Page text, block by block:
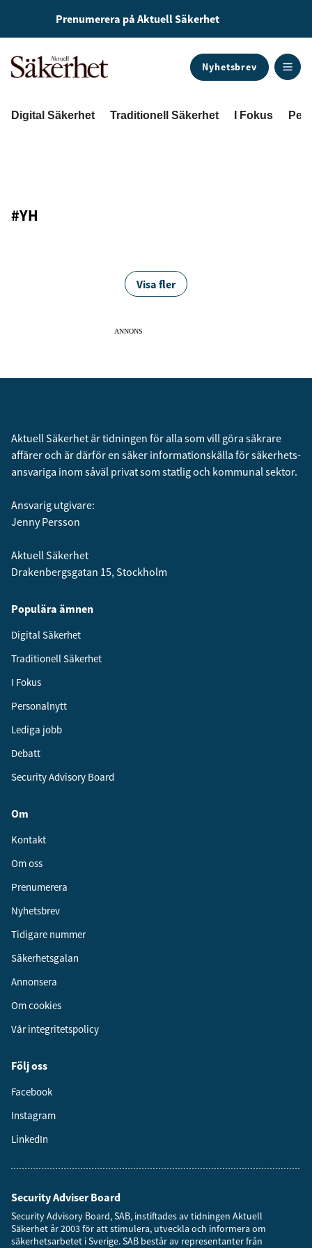
Prenumerera på Aktuell Säkerhet
Nyhetsbrev
Digital Säkerhet Traditionell Säkerhet I Fokus
#YH
Visa fler
ANNONS
Aktuell Säkerhet är tidningen för alla som vill göra säkrare
affärer och är därför en säker informationskälla för säkerhets­
ansvariga inom såväl privat som statlig och kommunal sektor.
Ansvarig utgivare:
Jenny Persson
Aktuell Säkerhet
Drakenbergsgatan 15, Stockholm
Populära ämnen
Digital Säkerhet
Traditionell Säkerhet
I Fokus
Personalnytt
Lediga jobb
Debatt
Security Advisory Board
Om
Kontakt
Om oss
Prenumerera
Nyhetsbrev
Tidigare nummer
Säkerhetsgalan
Annonsera
Om cookies
Vår integritetspolicy
Följ oss
Facebook
Instagram
LinkedIn
Security Adviser Board
Security Advisory Board, SAB, instiftades av tidningen Aktuell
Säkerhet år 2003 för att stimulera, utveckla och informera om
säkerhetsarbetet i Sverige. SAB består av representanter från